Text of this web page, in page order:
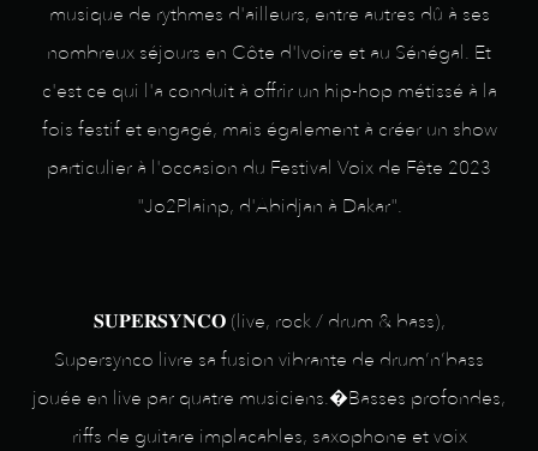
musique de rythmes d'ailleurs, entre autres dû à ses
nombreux séjours en Côte d'Ivoire et au Sénégal. Et
c'est ce qui l'a conduit à offrir un hip-hop métissé à la
fois festif et engagé, mais également à créer un show
particulier à l'occasion du Festival Voix de Fête 2023
"Jo2Plainp, d'Abidjan à Dakar".
𝐒𝐔𝐏𝐄𝐑𝐒𝐘𝐍𝐂𝐎 (live, rock / drum & bass),
Supersynco livre sa fusion vibrante de drum’n’bass
jouée en live par quatre musiciens.�Basses profondes,
riffs de guitare implacables, saxophone et voix